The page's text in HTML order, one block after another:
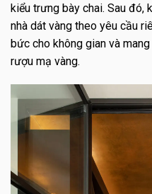
kiểu trưng bày chai. Sau đó,
nhà dát vàng theo yêu cầu
bức cho không gian và
rượu mạ vàng.